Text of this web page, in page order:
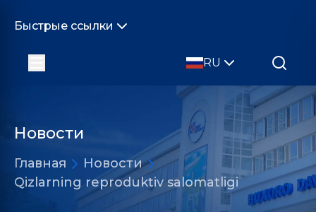
Быстрые ссылки
RU
Новости
Главная
Новости
Qizlarning reproduktiv salomatligi